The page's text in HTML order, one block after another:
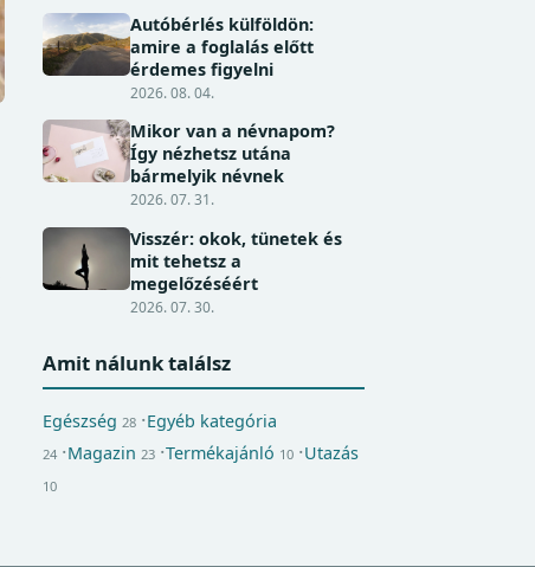
Autóbérlés külföldön:
amire a foglalás előtt
érdemes figyelni
2026. 08. 04.
Mikor van a névnapom?
Így nézhetsz utána
bármelyik névnek
2026. 07. 31.
Visszér: okok, tünetek és
mit tehetsz a
megelőzéséért
2026. 07. 30.
Amit nálunk találsz
Egészség 28 Egyéb kategória
24 Magazin 23 Termékajánló 10 Utazás
10